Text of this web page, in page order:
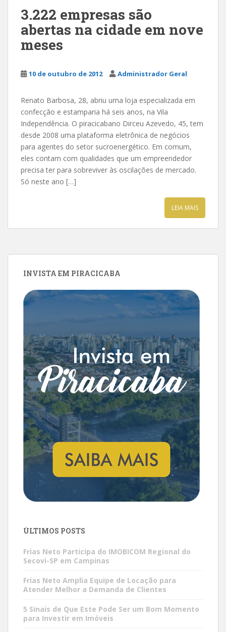
3.222 empresas são
abertas na cidade em nove
meses
10 de outubro de 2012 Administrador Geral
Renato Barbosa, 28, abriu uma loja especializada em
confecção e estamparia há seis anos, na Vila
Independência. O piracicabano Dirceu Azevedo, 45, tem
desde 2008 uma plataforma eletrônica de negócios
para agentes do setor sucroenergético. Em comum,
eles contam com qualidades que um empreendedor
precisa ter para sobreviver às oscilações de mercado.
Só neste ano […]
LEIA MAIS
INVISTA EM PIRACICABA
ÚLTIMOS POSTS
Frias Neto Participa do IMOBICOM Regional do
Secovi-SP em Campinas
Frias Neto Amplia Equipe de Locação para
Atender Melhor a Demanda de Clientes
5 Sinais de Que Este Pode Ser um Bom Momento
para Investir em Imóveis